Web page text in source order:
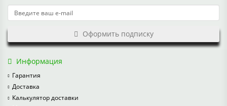
Оформить подписку
Информация
Гарантия
Доставка
Калькулятор доставки